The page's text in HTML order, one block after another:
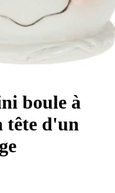
boule à
tête d'un